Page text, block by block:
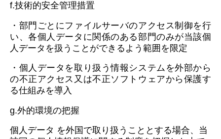
f.技術的安全管理措置
・部門ごとにファイルサーバのアクセス制御を行
い、各個人データに関係のある部門のみが当該個
人データを扱うことができるよう範囲を限定
・個人データを取り扱う情報システムを外部から
の不正アクセス又は不正ソフトウェアから保護す
る仕組みを導入
g.外的環境の把握
個人データ を外国で取り扱うこととする場合、当